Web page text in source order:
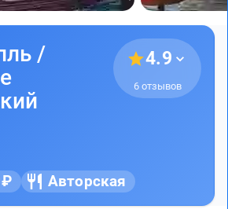
/
4.9
6 отзывов
Авторская